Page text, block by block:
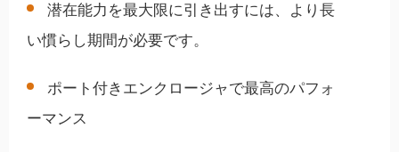
潜在能力を最大限に引き出すには、より長
い慣らし期間が必要です。
ポート付きエンクロージャで最高のパフォ
ーマンス